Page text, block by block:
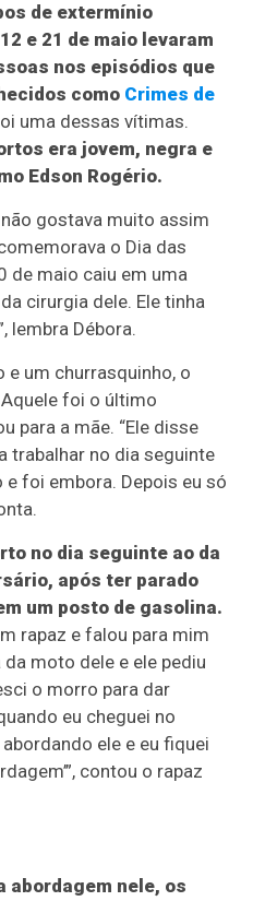
de extermínio
e 21 de maio levaram
nos episódios que
como Crimes de
uma dessas vítimas.
era jovem, negra e
Edson Rogério.
gostava muito assim
o Dia das
de maio caiu em uma
cirurgia dele. Ele tinha
lembra Débora.
e um churrasquinho, o
foi o último
para a mãe. “Ele disse
trabalhar no dia seguinte
e foi embora. Depois eu só
no dia seguinte ao da
após ter parado
um posto de gasolina.
rapaz e falou para mim
da moto dele e ele pediu
o morro para dar
eu cheguei no
ele e eu fiquei
contou o rapaz
abordagem nele, os